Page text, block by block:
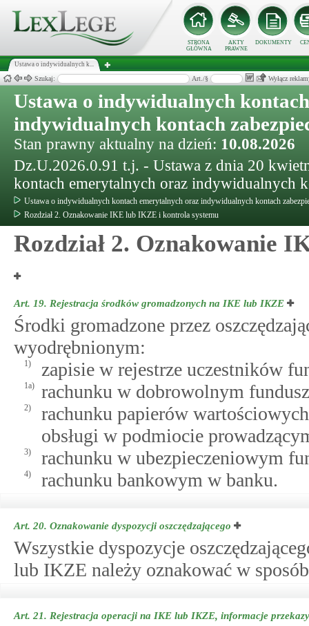
STRONA
GŁÓWNA
AKTY
PRAWNE
DOKUMENTY
Ustawa o indywidualnych k...
Szukaj: Art./§ Wyłącz
Ustawa o indywidualnych
indywidualnych kontach
Stan prawny aktualny na dzień: 10.08.2026
Dz.U.2026.0.91 t.j. - Ustawa z dnia 20
kontach emerytalnych oraz indywidualnych
Ustawa o indywidualnych kontach emerytalnych oraz indywidualnych kontach
Rozdział 2. Oznakowanie IKE lub IKZE i kontrola systemu
Rozdział 2. Oznakowanie
Art. 19. Rejestracja środków gromadzonych na IKE lub IKZE
Środki gromadzone przez
wyodrębnionym:
1) zapisie w rejestrze uczestników
1a) rachunku w dobrowolnym
2)
rachunku papierów
obsługi w podmiocie
3) rachunku w ubezpieczeniowym
4) rachunku bankowym w banku.
Art. 20. Oznakowanie dyspozycji oszczędzającego
Wszystkie dyspozycje
lub IKZE należy oznakować w
Art. 21. Rejestracja operacji na IKE lub IKZE, informacje